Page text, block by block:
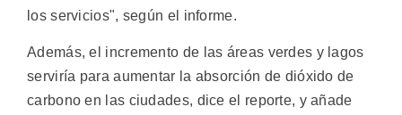
los servicios", según el informe.
Además, el incremento de las áreas verdes y lagos
serviría para aumentar la absorción de dióxido de
carbono en las ciudades, dice el reporte, y añade